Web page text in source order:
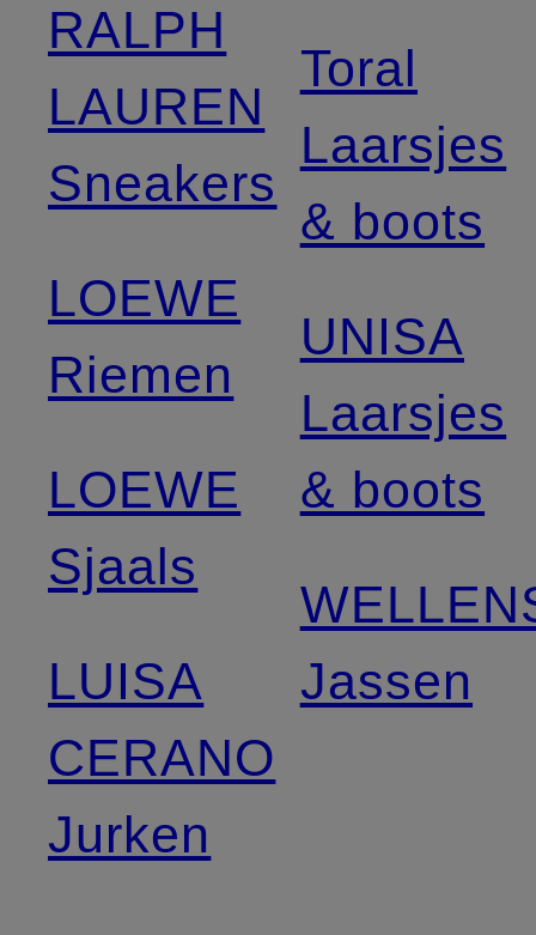
RALPH
LAUREN
Sneakers
LOEWE
Riemen
LOEWE
Sjaals
LUISA
CERANO
Jurken
Toral
Laarsjes
& boots
UNISA
Laarsjes
& boots
Jassen